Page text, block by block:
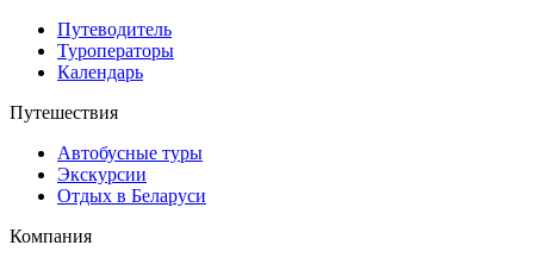
Путеводитель
Туроператоры
Календарь
Путешествия
Автобусные туры
Экскурсии
Отдых в Беларуси
Компания